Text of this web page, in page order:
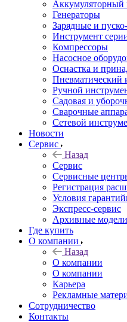
Аккумуляторный
Генераторы
Зарядные и
Инструмент
Компрессоры
Насосное
Оснастка и
Пневматический
Ручной
Садовая и
Сварочные
Сетевой
Новости
Сервис
Назад
Сервис
Сервисные
Регистрация
Условия
Экспресс-сервис
Архивные модели
Где купить
О компании
Назад
О компании
О компании
Карьера
Рекламные
Сотрудничество
Контакты